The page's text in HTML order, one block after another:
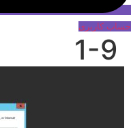
حساب کاربری
1-9